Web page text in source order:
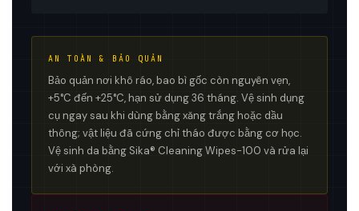
AN TOÀN & BẢO QUẢN
Bảo quản nơi khô ráo, bao bì gốc còn nguyên vẹn,
+5°C đến +25°C, hạn sử dụng 36 tháng. Vệ sinh dụng
cụ ngay sau khi dùng bằng xăng trắng hoặc dầu
thông; vật liệu đã cứng chỉ tháo được bằng cơ học.
Vệ sinh da bằng Sika® Cleaning Wipes-100 và rửa lại
với xà phòng.